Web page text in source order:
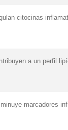
citocinas
a un perfil
marcadores